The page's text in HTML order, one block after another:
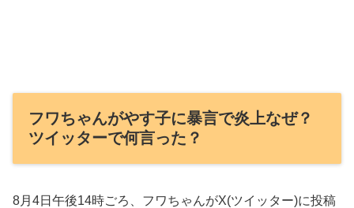
フワちゃんがやす子に暴言で炎上なぜ？
ツイッターで何言った？
8月4日午後14時ごろ、フワちゃんがX(ツイッター)に投稿